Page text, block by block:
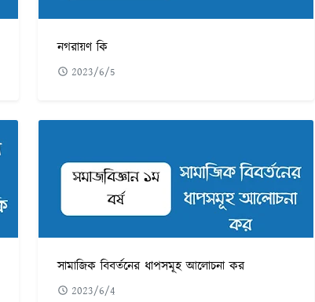
নগরায়ণ কি
2023/6/5
সামাজিক বিবর্তনের ধাপসমূহ আলোচনা কর
2023/6/4